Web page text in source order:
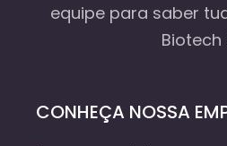
equipepara saber
Biotech
CONHEÇA NOSSA